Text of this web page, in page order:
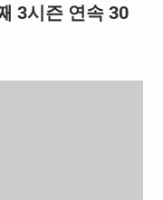
3시즌 연속 30